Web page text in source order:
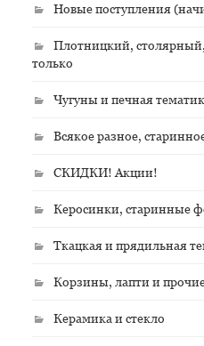
Новые поступления
Плотницкий,
только
Чугуны и печная
Всякое разное,
СКИДКИ! Акции!
Керосинки, старинные
Ткацкая и прядильная
Корзины, лапти и
Керамика и стекло